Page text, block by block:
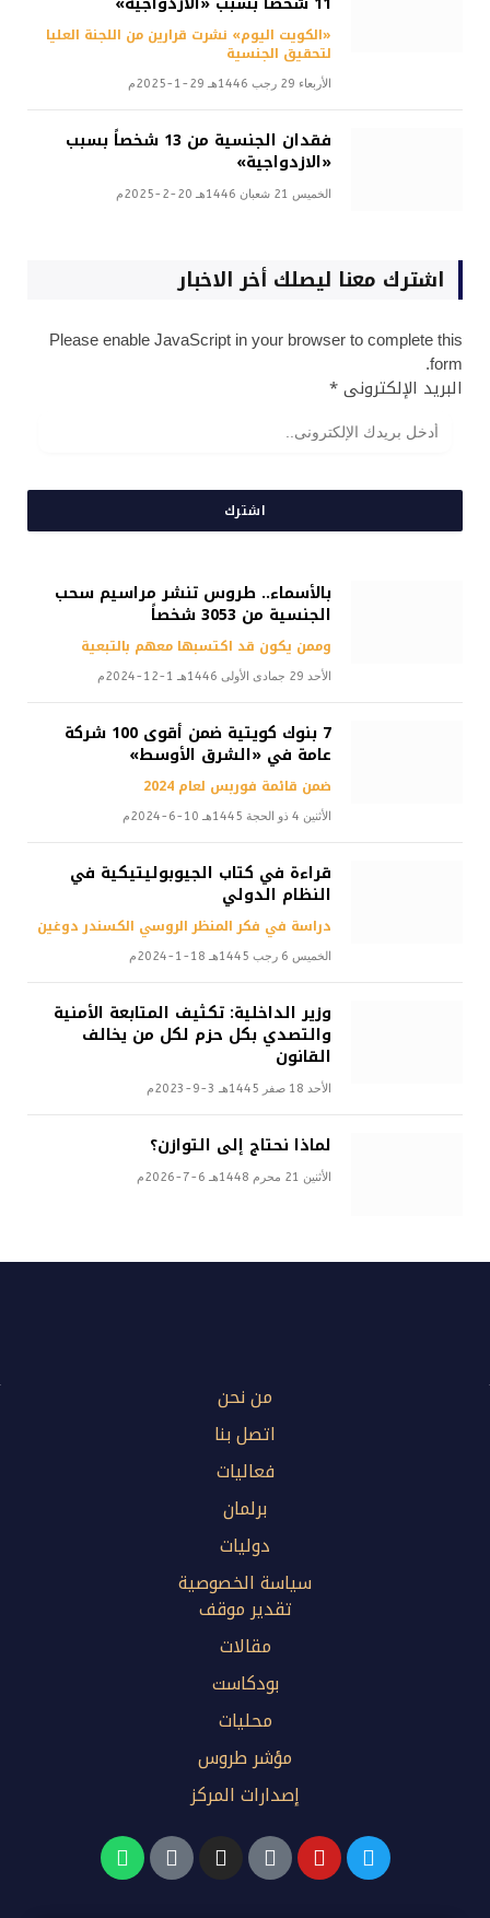
«الكويت اليوم» نشرت قرارين من اللجنة العليا
لتحقيق الجنسية
الأربعاء 29 رجب 1446هـ 29-1-2025م
فقدان الجنسية من 13 شخصاً بسبب
«الازدواجية»
الخميس 21 شعبان 1446هـ 20-2-2025م
اشترك معنا ليصلك أخر الاخبار
Please enable JavaScript in your browser to complete this
form.
البريد الإلكترونى*
اشترك
بالأسماء.. طروس تنشر مراسيم سحب
الجنسية من 3053 شخصاً
وممن يكون قد اكتسبها معهم بالتبعية
الأحد 29 جمادى الأولى 1446هـ 1-12-2024م
7 بنوك كويتية ضمن أقوى 100 شركة
عامة في «الشرق الأوسط»
ضمن قائمة فوربس لعام 2024
الأثنين 4 ذو الحجة 1445هـ 10-6-2024م
قراءة في كتاب الجيوبوليتيكية في
النظام الدولي
دراسة في فكر المنظر الروسي الكسندر دوغين
الخميس 6 رجب 1445هـ 18-1-2024م
وزير الداخلية: تكثيف المتابعة الأمنية
والتصدي بكل حزم لكل من يخالف
القانون
الأحد 18 صفر 1445هـ 3-9-2023م
لماذا نحتاج إلى التوازن؟
الأثنين 21 محرم 1448هـ 6-7-2026م
من نحن
اتصل بنا
فعاليات
برلمان
دوليات
سياسة الخصوصية
تقدير موقف
مقالات
بودكاست
محليات
مؤشر طروس
إصدارات المركز